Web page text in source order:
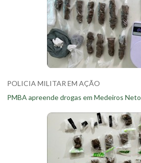
POLICIA MILITAR EM AÇÃO
PMBA apreende drogas em Medeiros Neto